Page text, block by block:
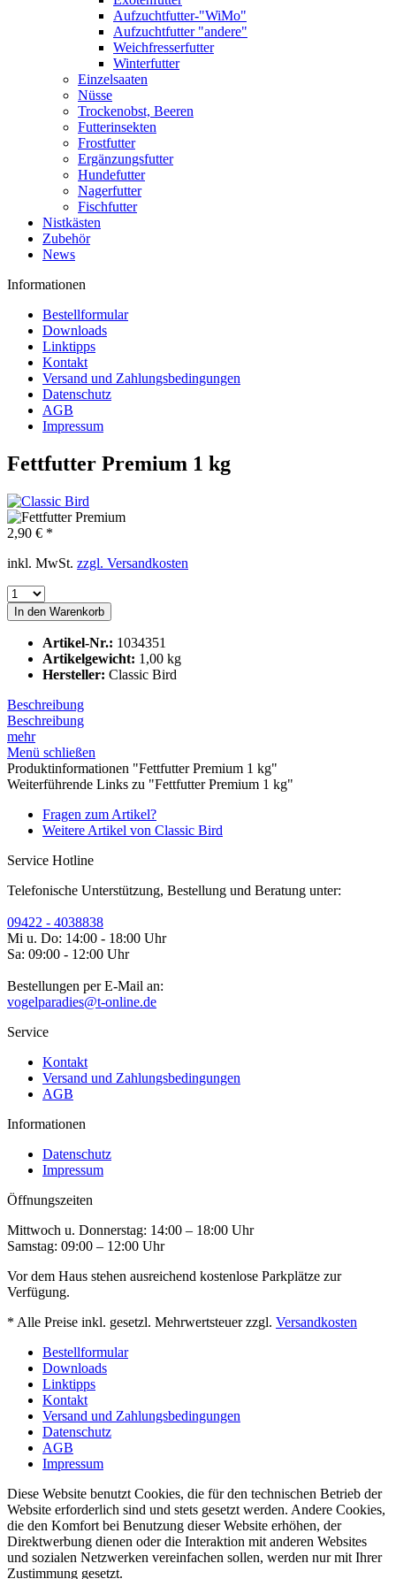
Aufzuchtfutter-"WiMo"
Aufzuchtfutter "andere"
Weichfresserfutter
Winterfutter
Einzelsaaten
Nüsse
Trockenobst, Beeren
Futterinsekten
Frostfutter
Ergänzungsfutter
Hundefutter
Nagerfutter
Fischfutter
Nistkästen
Zubehör
News
Informationen
Bestellformular
Downloads
Linktipps
Kontakt
Versand und Zahlungsbedingungen
Datenschutz
AGB
Impressum
Fettfutter Premium 1 kg
2,90 € *
inkl. MwSt. zzgl. Versandkosten
In den Warenkorb
Artikel-Nr.: 1034351
Artikelgewicht: 1,00 kg
Hersteller: Classic Bird
Beschreibung
Beschreibung
mehr
Menü schließen
Produktinformationen "Fettfutter Premium 1 kg"
Weiterführende Links zu "Fettfutter Premium 1 kg"
Fragen zum Artikel?
Weitere Artikel von Classic Bird
Service Hotline
Telefonische Unterstützung, Bestellung und Beratung unter:
09422 - 4038838
Mi u. Do: 14:00 - 18:00 Uhr
Sa: 09:00 - 12:00 Uhr
Bestellungen per E-Mail an:
vogelparadies@t-online.de
Service
Kontakt
Versand und Zahlungsbedingungen
AGB
Informationen
Datenschutz
Impressum
Öffnungszeiten
Mittwoch u. Donnerstag: 14:00 – 18:00 Uhr
Samstag: 09:00 – 12:00 Uhr
Vor dem Haus stehen ausreichend kostenlose Parkplätze zur
Verfügung.
* Alle Preise inkl. gesetzl. Mehrwertsteuer zzgl. Versandkosten
Bestellformular
Downloads
Linktipps
Kontakt
Versand und Zahlungsbedingungen
Datenschutz
AGB
Impressum
Diese Website benutzt Cookies, die für den technischen Betrieb der
Website erforderlich sind und stets gesetzt werden. Andere Cookies,
die den Komfort bei Benutzung dieser Website erhöhen, der
Direktwerbung dienen oder die Interaktion mit anderen Websites
und sozialen Netzwerken vereinfachen sollen, werden nur mit Ihrer
Zustimmung gesetzt.